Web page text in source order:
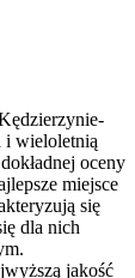
i wieloletnią
oceny
miejsce
się
dla nich
jakość